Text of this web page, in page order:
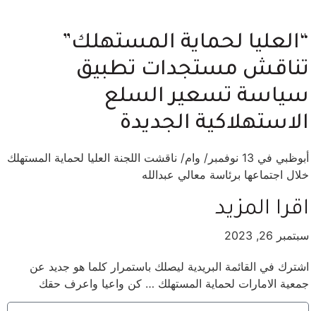
“العليا لحماية المستهلك”
تناقش مستجدات تطبيق
سياسة تسعير السلع
الاستهلاكية الجديدة
أبوظبي في 13 نوفمبر/ وام/ ناقشت اللجنة العليا لحماية المستهلك
خلال اجتماعها برئاسة معالي عبدالله
اقرا المزيد
سبتمبر 26, 2023
اشترك في القائمة البريدية ليصلك باستمرار كلما هو جديد عن
جمعية الامارات لحماية المستهلك … كن واعيا واعرف حقك